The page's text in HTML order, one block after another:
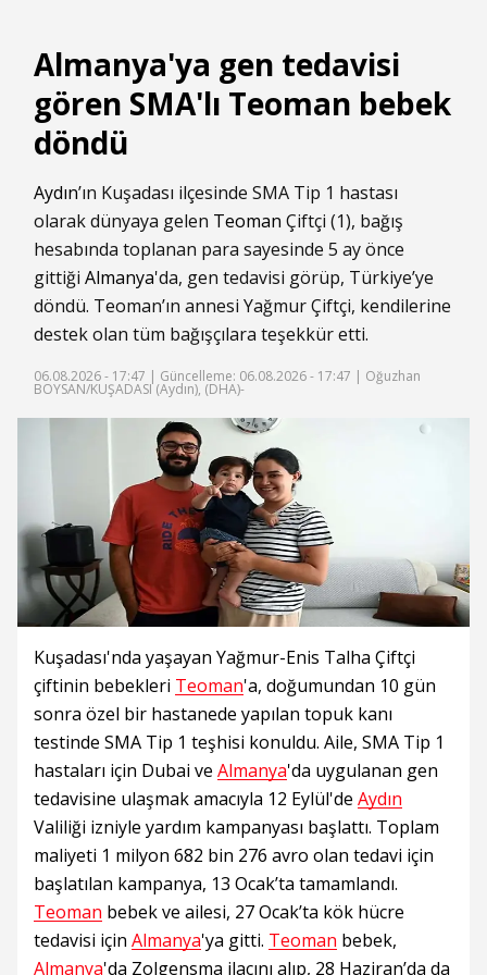
Almanya'ya gen tedavisi
gören SMA'lı Teoman bebek
döndü
Aydın’ın Kuşadası ilçesinde SMA Tip 1 hastası
olarak dünyaya gelen Teoman Çiftçi (1), bağış
hesabında toplanan para sayesinde 5 ay önce
gittiği Almanya'da, gen tedavisi görüp, Türkiye’ye
döndü. Teoman’ın annesi Yağmur Çiftçi, kendilerine
destek olan tüm bağışçılara teşekkür etti.
06.08.2026 - 17:47 | Güncelleme: 06.08.2026 - 17:47 | Oğuzhan
BOYSAN/KUŞADASI (Aydın), (DHA)-
Kuşadası'nda yaşayan Yağmur-Enis Talha Çiftçi
çiftinin bebekleri Teoman'a, doğumundan 10 gün
sonra özel bir hastanede yapılan topuk kanı
testinde SMA Tip 1 teşhisi konuldu. Aile, SMA Tip 1
hastaları için Dubai ve Almanya'da uygulanan gen
tedavisine ulaşmak amacıyla 12 Eylül'de Aydın
Valiliği izniyle yardım kampanyası başlattı. Toplam
maliyeti 1 milyon 682 bin 276 avro olan tedavi için
başlatılan kampanya, 13 Ocak’ta tamamlandı.
Teoman bebek ve ailesi, 27 Ocak’ta kök hücre
tedavisi için Almanya'ya gitti. Teoman bebek,
Almanya'da Zolgensma ilacını alıp, 28 Haziran’da da